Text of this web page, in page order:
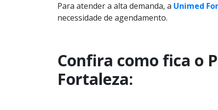
Para atender a alta demanda, a Unimed
necessidade de agendamento.
Confira como fica o
Fortaleza: